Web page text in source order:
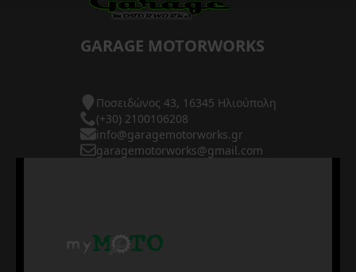
GARAGE MOTORWORKS
Ποσειδώνος 43, 16345 Ηλιούπολη
(+30) 2100106208
info@garagemotorworks.gr
garagemotorworks@gmail.com